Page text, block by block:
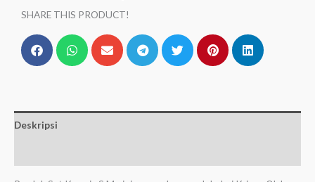
SHARE THIS PRODUCT!
Deskripsi